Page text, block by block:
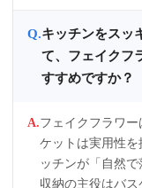
キッチンをスッ
て、フェイクフ
すすめですか？
フェイクフラワ
ケットは実用性
ッチンが「自然で
収納の主役はバス